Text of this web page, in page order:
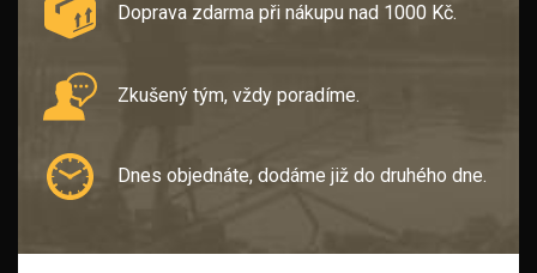
Doprava zdarma při nákupu nad 1000 Kč.
Zkušený tým, vždy poradíme.
Dnes objednáte, dodáme již do druhého dne.